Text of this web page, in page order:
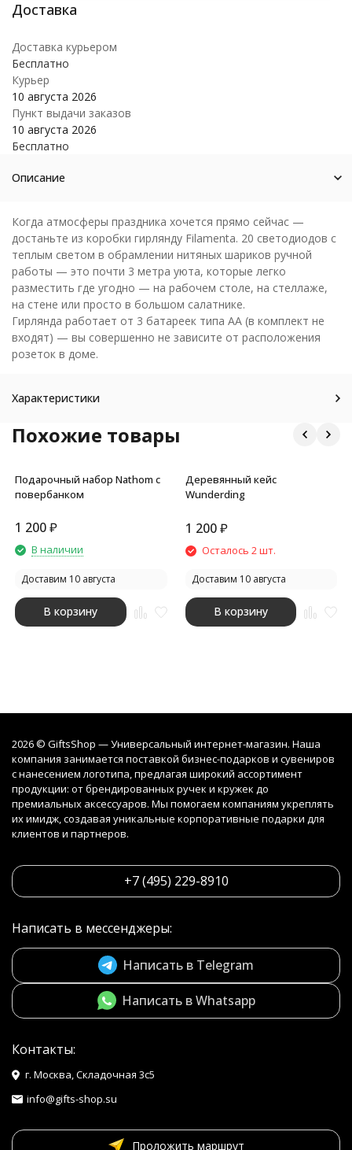
Доставка курьером
Бесплатно
Курьер
10 августа 2026
Пункт выдачи заказов
10 августа 2026
Бесплатно
Описание
Когда атмосферы праздника хочется прямо сейчас —
достаньте из коробки гирлянду Filamenta. 20 светодиодов с
теплым светом в обрамлении нитяных шариков ручной
работы — это почти 3 метра уюта, которые легко
разместить где угодно — на рабочем столе, на стеллаже,
на стене или просто в большом салатнике.
Гирлянда работает от 3 батареек типа АА (в комплект не
входят) — вы совершенно не зависите от расположения
розеток в доме.
Характеристики
Похожие товары
Подарочный набор Nathom с
повербанком
1 200₽
В наличии
Доставим 10 августа
В корзину
Деревянный кейс
Wunderding
1 200 ₽
Осталось 2 шт.
Доставим 10 августа
В корзину
2026 © GiftsShop — Универсальный интернет-магазин. Наша
компания занимается поставкой бизнес-подарков и сувениров
с нанесением логотипа, предлагая широкий ассортимент
продукции: от брендированных ручек и кружек до
премиальных аксессуаров. Мы помогаем компаниям укреплять
их имидж, создавая уникальные корпоративные подарки для
клиентов и партнеров.
+7 (495) 229-8910
Написать в мессенджеры:
Написать в Telegram
Написать в Whatsapp
Контакты:
г. Москва, Складочная 3с5
info@gifts-shop.su
Проложить маршрут